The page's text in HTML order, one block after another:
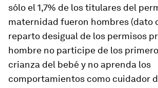
sólo el 1,7% de los titulares del
maternidad fueron hombres (dato
reparto desigual de los permisos
hombre no participe de los
crianza del bebé y no aprenda los
comportamientos como cuidador